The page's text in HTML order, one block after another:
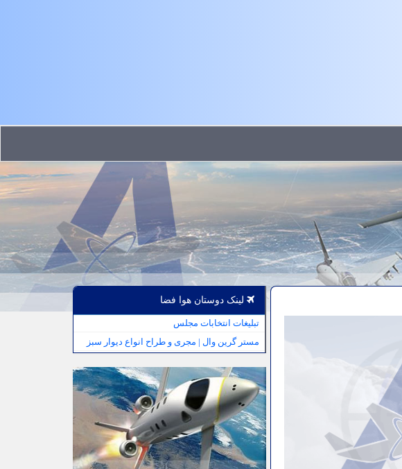
لینک دوستان هوا فضا
تبلیغات انتخابات مجلس
مستر گرین وال | مجری و طراح انواع دیوار سبز